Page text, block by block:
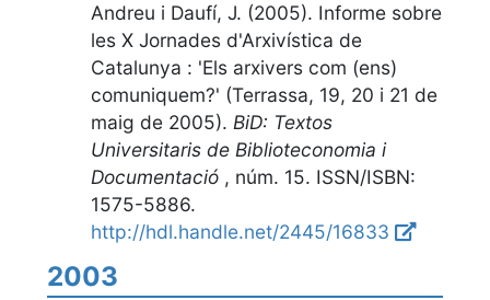
Andreu i Daufí, J. (2005). Informe sobre
les X Jornades d'Arxivística de
Catalunya : 'Els arxivers com (ens)
comuniquem?' (Terrassa, 19, 20 i 21 de
maig de 2005). BiD: Textos
Universitaris de Biblioteconomia i
Documentació , núm. 15. ISSN/ISBN:
1575-5886.
http://hdl.handle.net/2445/16833
2003